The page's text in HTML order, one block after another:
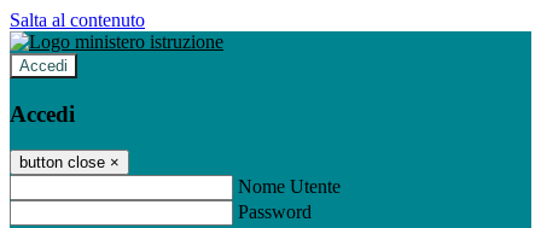
Salta al contenuto
Accedi
Accedi
button close ×
Nome Utente
Password